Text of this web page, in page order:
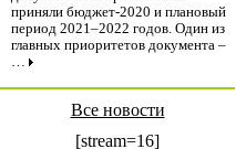
приняли бюджет-2020 и плановый
период 2021–2022 годов. Один из
главных приоритетов документа –
…
Все новости
[stream=16]